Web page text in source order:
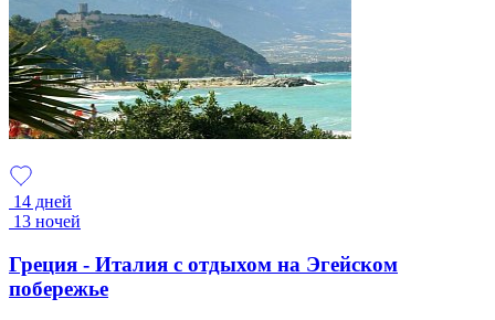
14 дней
13 ночей
Греция - Италия с отдыхом на Эгейском
побережье